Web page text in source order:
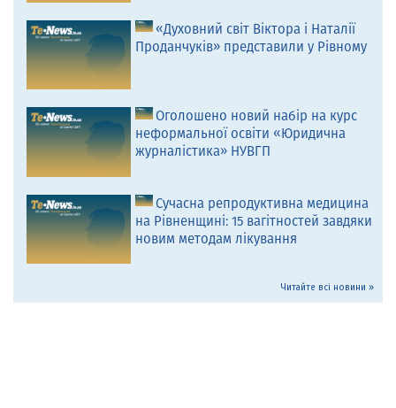
«Духовний світ Віктора і Наталії
Проданчуків» представили у Рівному
Оголошено новий набір на курс
неформальної освіти «Юридична
журналістика» НУВГП
Сучасна репродуктивна медицина
на Рівненщині: 15 вагітностей завдяки
новим методам лікування
Читайте всі новини »